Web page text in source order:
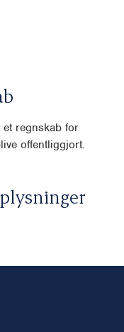
regnskab for
offentliggjort.